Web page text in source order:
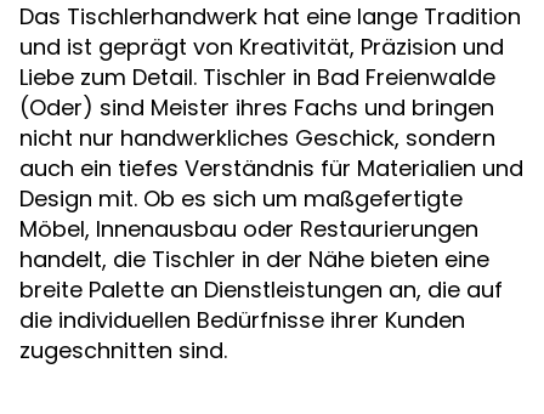
Das Tischlerhandwerk hat eine lange Tradition
und ist geprägt von Kreativität, Präzision und
Liebe zum Detail. Tischler in Bad Freienwalde
(Oder) sind Meister ihres Fachs und bringen
nicht nur handwerkliches Geschick, sondern
auch ein tiefes Verständnis für Materialien und
Design mit. Ob es sich um maßgefertigte
Möbel, Innenausbau oder Restaurierungen
handelt, die Tischler in der Nähe bieten eine
breite Palette an Dienstleistungen an, die auf
die individuellen Bedürfnisse ihrer Kunden
zugeschnitten sind.